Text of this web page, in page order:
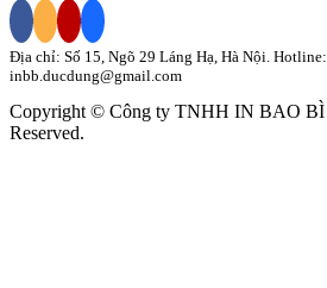
Địa chỉ: Số 15, Ngõ 29 Láng Hạ, Hà Nội. Hotline:
inbb.ducdung@gmail.com
Copyright © Công ty TNHH IN BAO BÌ
Reserved.